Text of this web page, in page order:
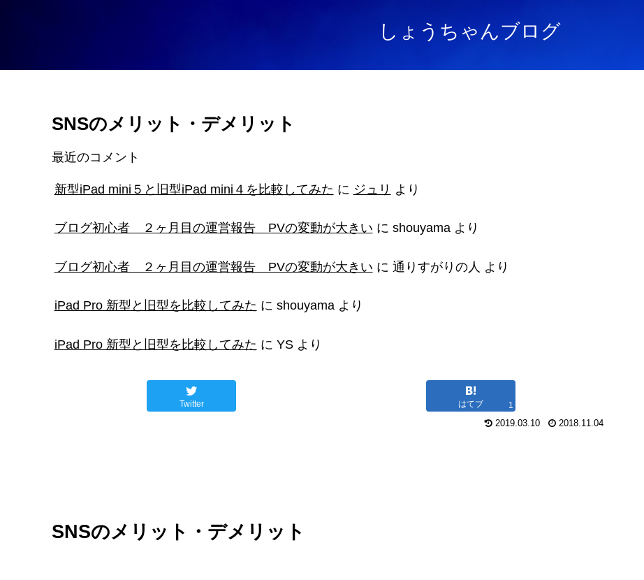
しょうちゃんブログ
SNSのメリット・デメリット
最近のコメント
新型iPad mini５と旧型iPad mini４を比較してみた に ジュリ より
ブログ初心者 ２ヶ月目の運営報告 PVの変動が大きい に shouyamaより
ブログ初心者 ２ヶ月目の運営報告 PVの変動が大きい に 通りすがりの人 より
iPad Pro 新型と旧型を比較してみた に shouyamaより
iPad Pro 新型と旧型を比較してみた に YSより
Twitter はてブ
1
2019.03.10
2018.11.04
SNSのメリット・デメリット